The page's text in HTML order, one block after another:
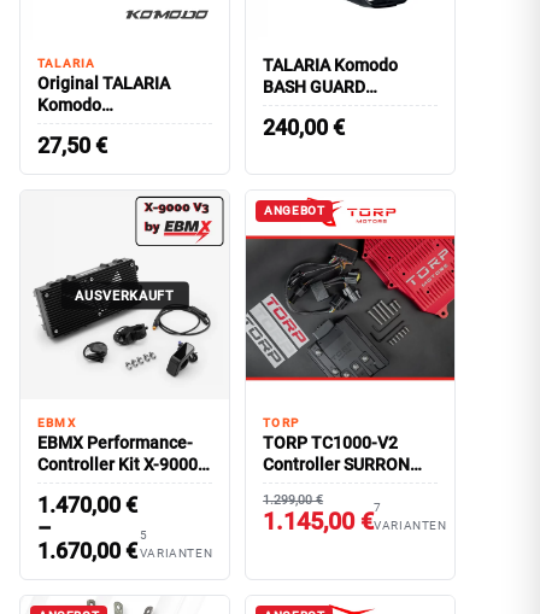
TALARIA
Original TALARIA
Komodo
Daumenbremse
Rekuperation
27,50€
TALARIA Komodo
BASH GUARD
Aluminium | MIRARI
240,00€
AUSVERKAUFT
EBMX
EBMX Performance-
Controller Kit X-9000
V3
1.470,00€
–
1.670,00€
5
VARIANTEN
ANGEBOT
TORP
TORP TC1000-V2
Controller SURRON
Ultra Bee
1.299,00 €
1.145,00 €7
VARIANTEN